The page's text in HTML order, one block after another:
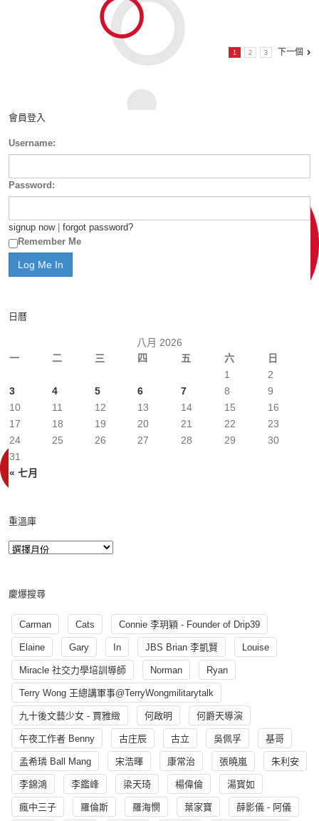
1 2 3 下一個
會員登入
Username:
Password:
signup now| forgot password?
Remember Me
日曆
八月 2026
一
二 三 四 五 六 日
« 七月
1
2
3
4 5 6 7 8
9
10
11 12 13 14 15
16
17
18 19 20 21 22
23
24
25 26 27 28 29
30
31
重溫庫
慶爆搜尋
Carman Cats Connie 李玥穎 - Founder of Drip39
Elaine Gary In JBS Brian 李凱賢 Louise
Miracle 社交力學培訓導師 Norman Ryan
Terry Wong 王總講軍事@TerryWongmilitarytalk
九十後文藝少女 - 賈雅緻 何啟明 何爵天導演
午夜工作者 Benny 古庄辰 古立 吳佩孚 基哥
孟希璘 Ball Mang 宋浩暉 康常治 張曉嵐 朱利安
李錦鴻 李鑑峰 梁天琦 楊偉倫 湯寳如
瘋中三子 羅倫斯 羅海憫 葉家寶 薛影儀 - 阿儀